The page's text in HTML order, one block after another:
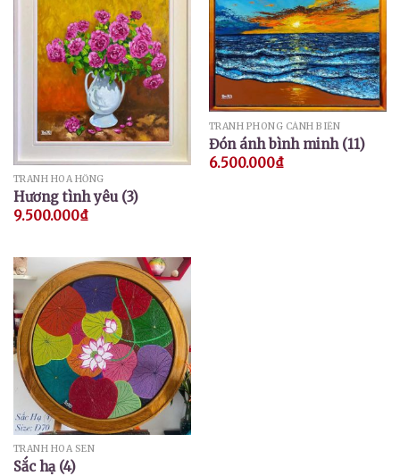
TRANH HOA HỒNG
Hương tình yêu (3)
9.500.000₫
TRANH PHONG CẢNH BIỂN
Đón ánh bình minh (11)
6.500.000₫
TRANH HOA SEN
Sắc hạ (4)